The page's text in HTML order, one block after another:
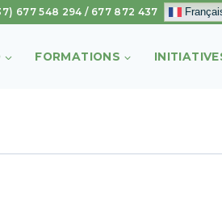
677 548 294 / 677 872 437
FORMATIONS